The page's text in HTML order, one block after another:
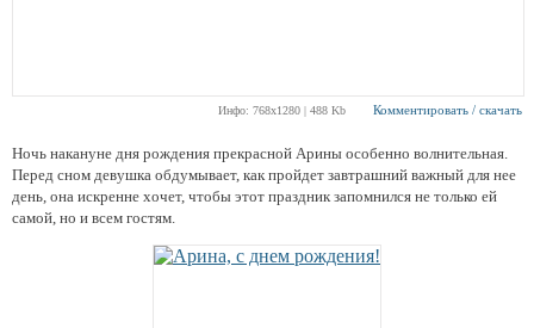
Инфо: 768х1280 | 488 Kb Комментировать / скачать
Ночь накануне дня рождения прекрасной Арины особенно волнительная.
Перед сном девушка обдумывает, как пройдет завтрашний важный для нее
день, она искренне хочет, чтобы этот праздник запомнился не только ей
самой, но и всем гостям.